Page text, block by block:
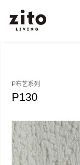
P布艺系列
P130